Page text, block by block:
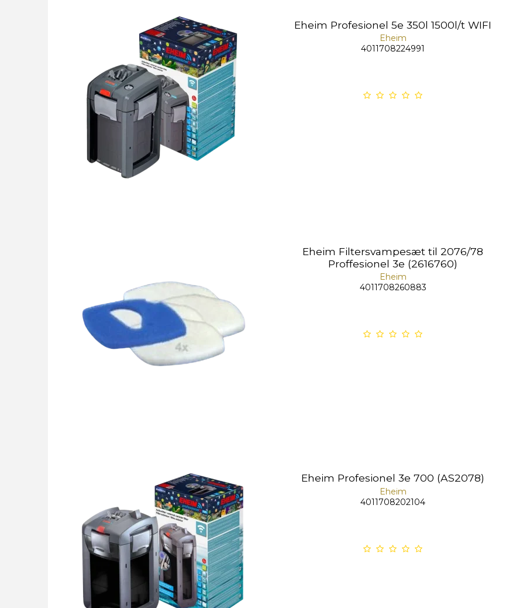
Eheim Profesionel 5e 350l 1500l/t WIFI
Eheim
4011708224991
Eheim Filtersvampesæt til 2076/78
Proffesionel 3e (2616760)
Eheim
4011708260883
Eheim Profesionel 3e 700 (AS2078)
Eheim
4011708202104